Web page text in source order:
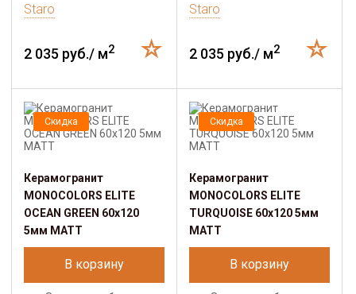
Staro
2 035 руб./ м2
Staro
2 035 руб./ м2
Скидка
Керамогранит
MONOCOLORS ELITE
OCEAN GREEN 60х120
5мм MATT
В корзину
Скидка
Керамогранит
MONOCOLORS ELITE
TURQUOISE 60х120 5мм
MATT
В корзину